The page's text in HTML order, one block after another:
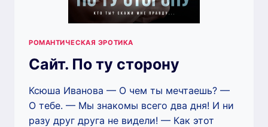
РОМАНТИЧЕСКАЯ ЭРОТИКА
Сайт. По ту сторону
Ксюша Иванова — О чем ты мечтаешь? —
О тебе. — Мы знакомы всего два дня! И ни
разу друг друга не видели! — Как этот